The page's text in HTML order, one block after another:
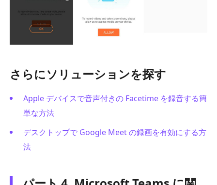
さらにソリューションを探す
Apple デバイスで音声付きの Facetime を録音する簡
単な方法
デスクトップで Google Meet の録画を有効にする方
法